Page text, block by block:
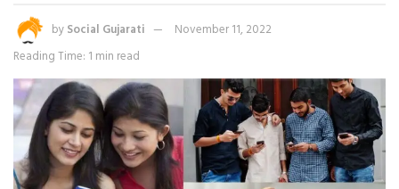
by Social Gujarati
November 11, 2022
Reading Time: 1 min read